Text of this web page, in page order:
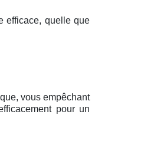
efficace, quelle que
vous empêchant
pour un